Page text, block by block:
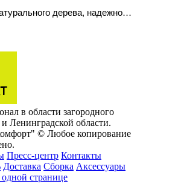
дерева, надежно
в области загородного
Ленинградской области.
© Любое копирование
Пресс-центр Контакты
Доставка Сборка Аксессуары
странице